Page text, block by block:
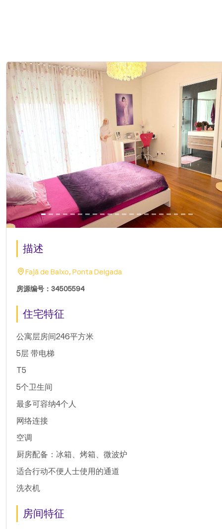
描述
Fajã de Baixo, Ponta Delgada
房源编号：34505594
住宅特征
公寓层房间246平方米
5层 带电梯
T5
5个卫生间
最多可容纳4个人
网络连接
空调
厨房配备：冰箱、烤箱、微波炉
适合行动不便人士使用的通道
洗衣机
房间特征